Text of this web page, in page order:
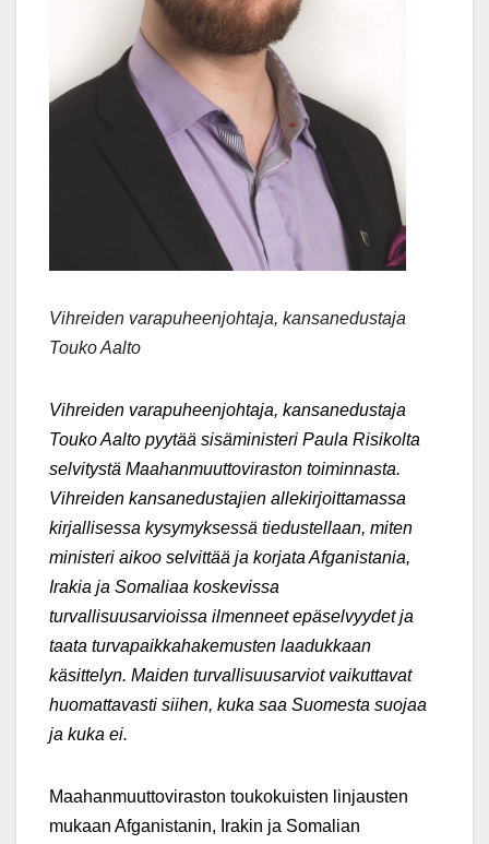
Vihreiden varapuheenjohtaja, kansanedustaja
Touko Aalto
Vihreiden varapuheenjohtaja, kansanedustaja
Touko Aalto pyytää sisäministeri Paula Risikolta
selvitystä Maahanmuuttoviraston toiminnasta.
Vihreiden kansanedustajien allekirjoittamassa
kirjallisessa kysymyksessä tiedustellaan, miten
ministeri aikoo selvittää ja korjata Afganistania,
Irakia ja Somaliaa koskevissa
turvallisuusarvioissa ilmenneet epäselvyydet ja
taata turvapaikkahakemusten laadukkaan
käsittelyn. Maiden turvallisuusarviot vaikuttavat
huomattavasti siihen, kuka saa Suomesta suojaa
ja kuka ei.
Maahanmuuttoviraston toukokuisten linjausten
mukaan Afganistanin, Irakin ja Somalian